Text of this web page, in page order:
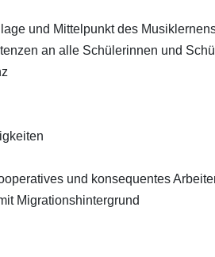
und Mittelpunkt des
an alle Schülerinnen und
und konsequentes
Migrationshintergrund